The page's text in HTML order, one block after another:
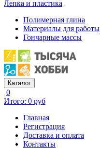
Лепка и пластика
Полимерная глина
Материалы для работы
Гончарные массы
Каталог
0
Итого: 0 руб
Главная
Регистрация
Доставка и оплата
Контакты